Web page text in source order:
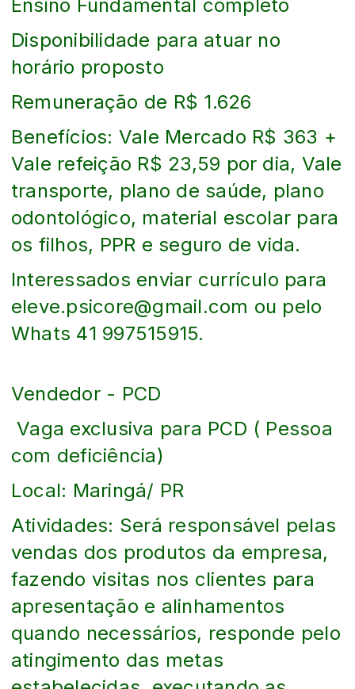
Ensino Fundamental completo
Disponibilidade para atuar no
horário proposto
Remuneração de R$ 1.626
Benefícios: Vale Mercado R$ 363 +
Vale refeição R$ 23,59 por dia, Vale
transporte, plano de saúde, plano
odontológico, material escolar para
os filhos, PPR e seguro de vida.
Interessados enviar currículo para
eleve.psicore@gmail.com ou pelo
Whats 41 997515915.
Vendedor - PCD
Vaga exclusiva para PCD ( Pessoa
com deficiência)
Local: Maringá/ PR
Atividades: Será responsável pelas
vendas dos produtos da empresa,
fazendo visitas nos clientes para
apresentação e alinhamentos
quando necessários, responde pelo
atingimento das metas